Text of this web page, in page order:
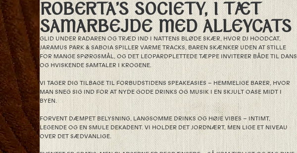
ROBERTA’S SOCIETY, I TÆT
SAMARBEJDE MED ALLEYCATS
GLID UNDER RADAREN OG TRÆD IND I NATTENS BLØDE SKÆR, HVOR DJ HOODCAT,
JARAMUS PARK & SABOIA SPILLER VARME TRACKS, BAREN SKÆNKER UDEN AT STILLE
FOR MANGE SPØRGSMÅL, OG DET LEOPARDPLETTEDE TÆPPE INVITERER BÅDE TIL DANS
OG HVISKENDE SAMTALER I KROGENE.
VI TAGER DIG TILBAGE TIL FORBUDSTIDENS SPEAKEASIES – HEMMELIGE BARER, HVOR
MAN SNEG SIG IND FOR AT NYDE GODE DRINKS OG MUSIK I EN SKJULT OASE MIDT I
BYEN.
FORVENT DÆMPET BELYSNING, LANGSOMME DRINKS OG HØJE VIBES – INTIMT,
LEGENDE OG EN SMULE DEKADENT. VI HOLDER DET JORDNÆRT, MEN LIGE ET NIVEAU
OVER DET SÆDVANLIGE.